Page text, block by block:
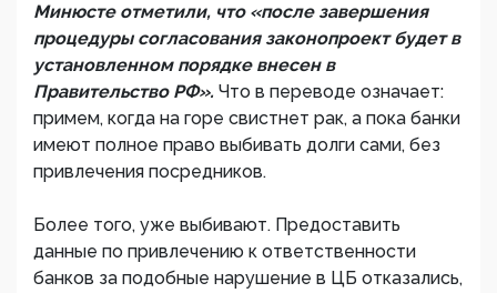
Минюсте отметили, что «после завершения
процедуры согласования законопроект будет в
установленном порядке внесен в
Правительство РФ». Что в переводе означает:
примем, когда на горе свистнет рак, а пока банки
имеют полное право выбивать долги сами, без
привлечения посредников.
Более того, уже выбивают. Предоставить
данные по привлечению к ответственности
банков за подобные нарушение в ЦБ отказались,